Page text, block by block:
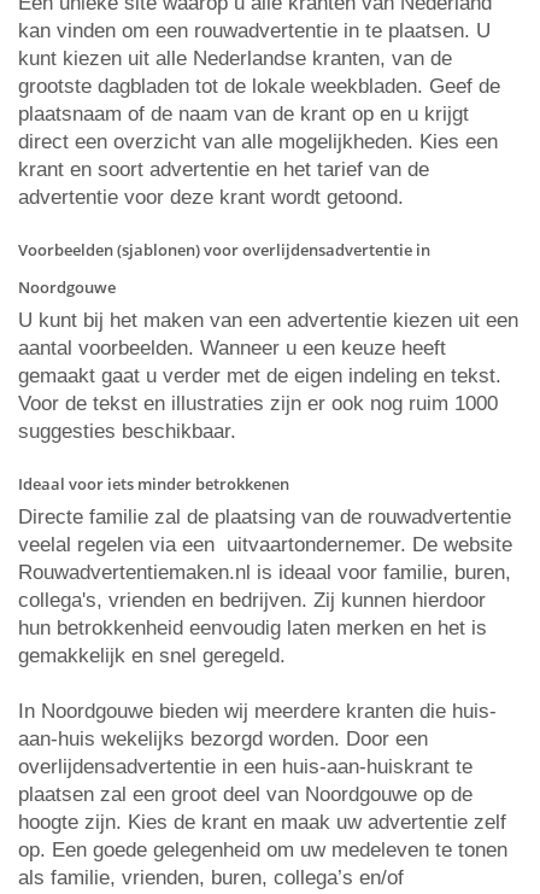
kan vinden om een rouwadvertentie in te plaatsen. U
kunt kiezen uit alle Nederlandse kranten, van de
grootste dagbladen tot de lokale weekbladen. Geef de
plaatsnaam of de naam van de krant op en u krijgt
direct een overzicht van alle mogelijkheden. Kies een
krant en soort advertentie en het tarief van de
advertentie voor deze krant wordt getoond.
Voorbeelden (sjablonen) voor overlijdensadvertentie in
Noordgouwe
U kunt bij het maken van een advertentie kiezen uit een
aantal voorbeelden. Wanneer u een keuze heeft
gemaakt gaat u verder met de eigen indeling en tekst.
Voor de tekst en illustraties zijn er ook nog ruim 1000
suggesties beschikbaar.
Ideaal voor iets minder betrokkenen
Directe familie zal de plaatsing van de rouwadvertentie
veelal regelen via een uitvaartondernemer. De website
Rouwadvertentiemaken.nl is ideaal voor familie, buren,
collega's, vrienden en bedrijven. Zij kunnen hierdoor
hun betrokkenheid eenvoudig laten merken en het is
gemakkelijk en snel geregeld.
In Noordgouwe bieden wij meerdere kranten die huis-
aan-huis wekelijks bezorgd worden. Door een
overlijdensadvertentie in een huis-aan-huiskrant te
plaatsen zal een groot deel van Noordgouwe op de
hoogte zijn. Kies de krant en maak uw advertentie zelf
op. Een goede gelegenheid om uw medeleven te tonen
als familie, vrienden, buren, collega’s en/of